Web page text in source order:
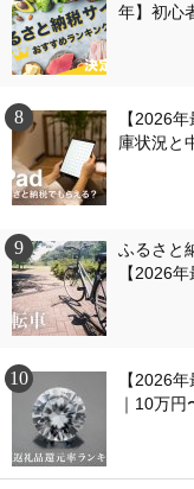
年】初心
【2026
庫状況と
ふるさと
【2026年
【2026
｜10万